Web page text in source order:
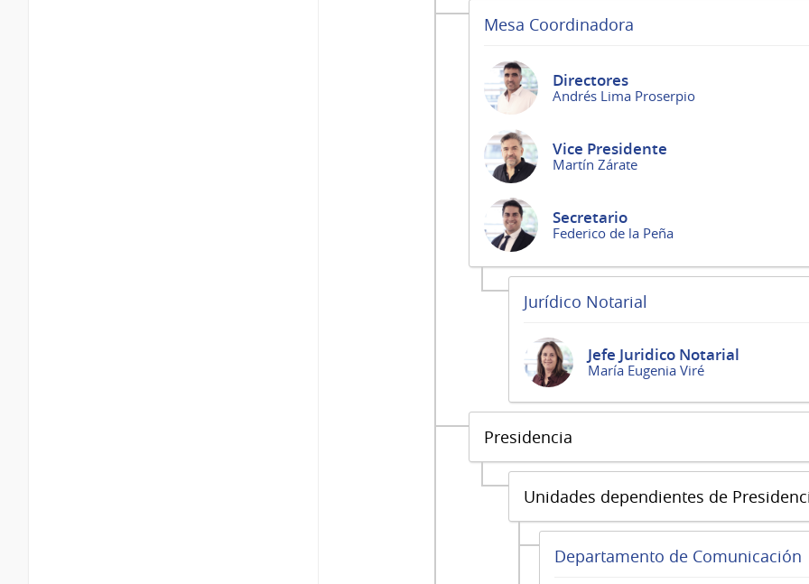
Mesa Coordinadora
Directores
Andrés Lima Proserpio
Vice Presidente
Martín Zárate
Secretario
Federico de la Peña
Jurídico Notarial
Jefe Juridico Notarial
María Eugenia Viré
Presidencia
Unidades dependientes de
Departamento de Comunicación